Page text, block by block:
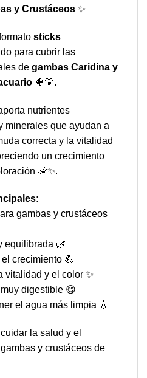
y Crustáceos ✨
sticks
para cubrir las
de gambas Caridina y
🐠💛.
nutrientes
minerales que ayudan a
correcta y la vitalidad
un crecimiento
🦐✨.
gambas y crustáceos
equilibrada 🌿
crecimiento 💪
y el color ✨
digestible 😋
el agua más limpia 💧
la salud y el
y crustáceos de